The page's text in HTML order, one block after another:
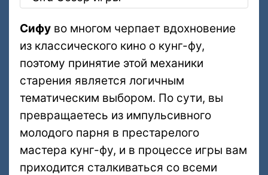
Сифу во многом черпает вдохновение
из классического кино о кунг-фу,
поэтому принятие этой механики
старения является логичным
тематическим выбором. По сути, вы
превращаетесь из импульсивного
молодого парня в престарелого
мастера кунг-фу, и в процессе игры вам
приходится сталкиваться со всеми